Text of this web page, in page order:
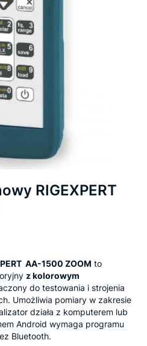
RIGEXPERT
AA-1500 ZOOM to
z kolorowym
do testowania i strojenia
Umożliwia pomiary w zakresie
działa z komputerem lub
Android wymaga programu
Bluetooth.